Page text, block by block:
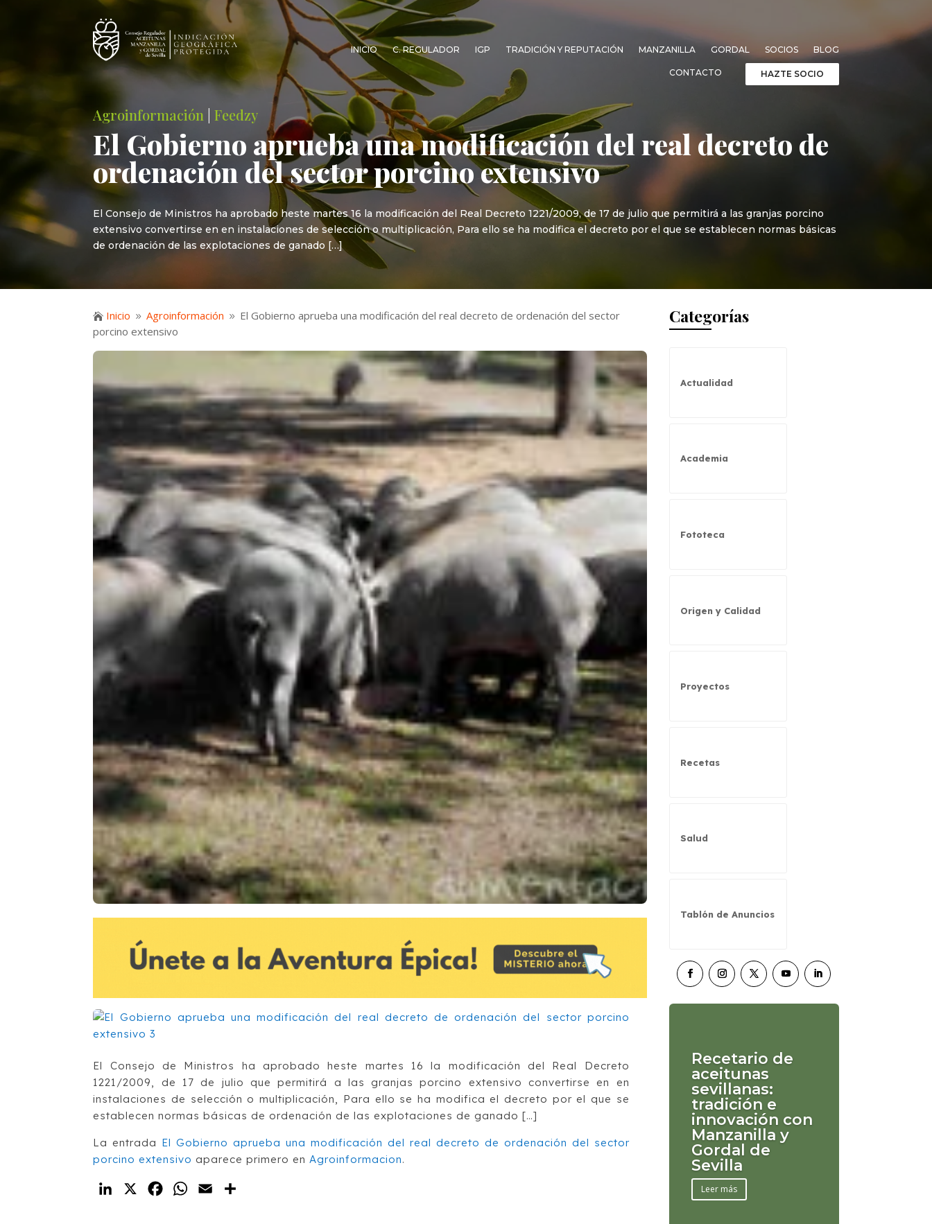
INICIO C. REGULADOR IGP TRADICIÓN Y REPUTACIÓN MANZANILLA GORDAL SOCIOS BLOG
CONTACTO HAZTE SOCIO
Agroinformación |Feedzy
El Gobierno aprueba una modificación del real decreto de
ordenación del sector porcino extensivo
El Consejo de Ministros ha aprobado heste martes 16 la modificación del Real Decreto 1221/2009, de 17 de julio que permitirá a las granjas porcino
extensivo convertirse en en instalaciones de selección o multiplicación, Para ello se ha modifica el decreto por el que se establecen normas básicas
de ordenación de las explotaciones de ganado […]
 Inicio 9 Agroinformación 9 El Gobierno aprueba una modificación del real decreto de ordenación del sector
porcino extensivo
El Consejo de Ministros ha aprobado heste martes 16 la modificación del Real Decreto
1221/2009, de 17 de julio que permitirá a las granjas porcino extensivo convertirse en en
instalaciones de selección o multiplicación, Para ello se ha modifica el decreto por el que se
establecen normas básicas de ordenación de las explotaciones de ganado […]
La entrada El Gobierno aprueba una modificación del real decreto de ordenación del sector
porcino extensivo aparece primero en Agroinformacion.
LinkedIn
X FacebookWhatsApp
Email
Categorías
Actualidad
Academia
Fototeca
Origen y Calidad
Proyectos
Recetas
Salud
Tablón de Anuncios
Recetario de
aceitunas
sevillanas:
tradición e
innovación con
Manzanilla y
Gordal de
Sevilla
Leer más